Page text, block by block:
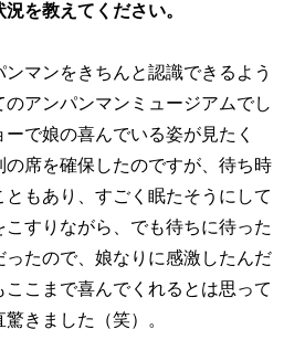
を教えてください。
マンをきちんと認識できるよう
アンパンマンミュージアムでし
で娘の喜んでいる姿が見たく
席を確保したのですが、待ち時
ともあり、すごく眠たそうにして
すりながら、でも待ちに待った
ったので、娘なりに感激したんだ
ここまで喜んでくれるとは思って
きました（笑）。